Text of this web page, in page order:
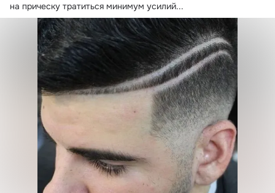
на прическу тратиться минимум усилий...